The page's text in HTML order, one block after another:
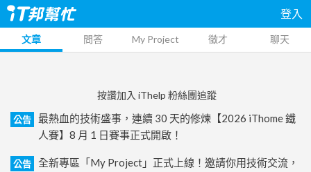
登入
文章 問答 My Project 徵才 聊天
按讚加入 iThelp 粉絲團追蹤
公告
最熱血的技術盛事，連續 30 天的修煉【2026 iThome 鐵
人賽】8 月 1 日賽事正式開啟！
公告
全新專區「My Project」正式上線！邀請你用技術交流，